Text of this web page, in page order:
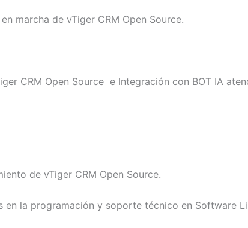
marcha de vTiger CRM Open Source.
CRM Open Source e Integración con BOT IA
de vTiger CRM Open Source.
en la programación y soporte técnico en Software